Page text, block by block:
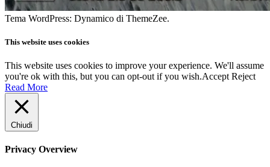
Tema WordPress: Dynamico di ThemeZee.
This website uses cookies
This website uses cookies to improve your experience. We'll assume
you're ok with this, but you can opt-out if you wish.Accept Reject
Read More
Chiudi
Privacy Overview